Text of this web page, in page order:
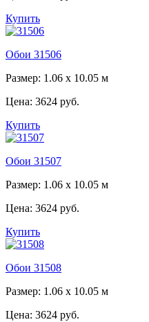
Купить
Обои 31506
Размер: 1.06 x 10.05 м
Цена: 3624 руб.
Купить
Обои 31507
Размер: 1.06 x 10.05 м
Цена: 3624 руб.
Купить
Обои 31508
Размер: 1.06 x 10.05 м
Цена: 3624 руб.